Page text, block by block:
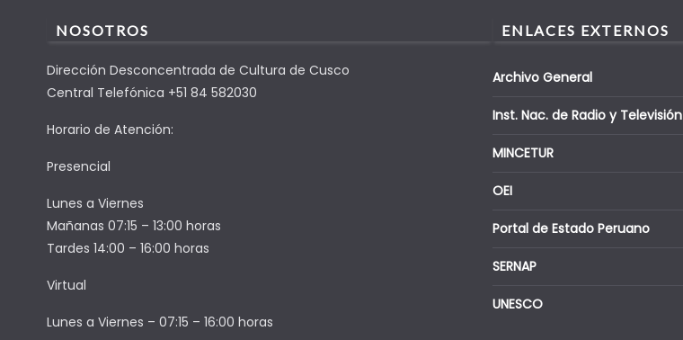
NOSOTROS
Dirección Desconcentrada de Cultura de Cusco
Central Telefónica +51 84 582030
Horario de Atención:
Presencial
Lunes a Viernes
Mañanas 07:15 – 13:00 horas
Tardes 14:00 – 16:00 horas
Virtual
Lunes a Viernes – 07:15 – 16:00 horas
ENLACES EXTERNOS
Archivo General
Inst. Nac. de Radio y Televisión
MINCETUR
OEI
Portal de Estado Peruano
SERNAP
UNESCO